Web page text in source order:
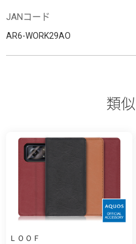
JANコード
AR6-WORK29AO
類
ＬＯＯＦ